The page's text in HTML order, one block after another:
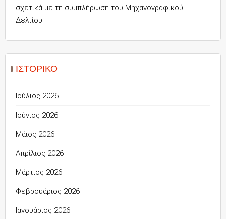
σχετικά με τη συμπλήρωση του Μηχανογραφικού
Δελτίου
ΙΣΤΟΡΙΚΌ
Ιούλιος 2026
Ιούνιος 2026
Μάιος 2026
Απρίλιος 2026
Μάρτιος 2026
Φεβρουάριος 2026
Ιανουάριος 2026